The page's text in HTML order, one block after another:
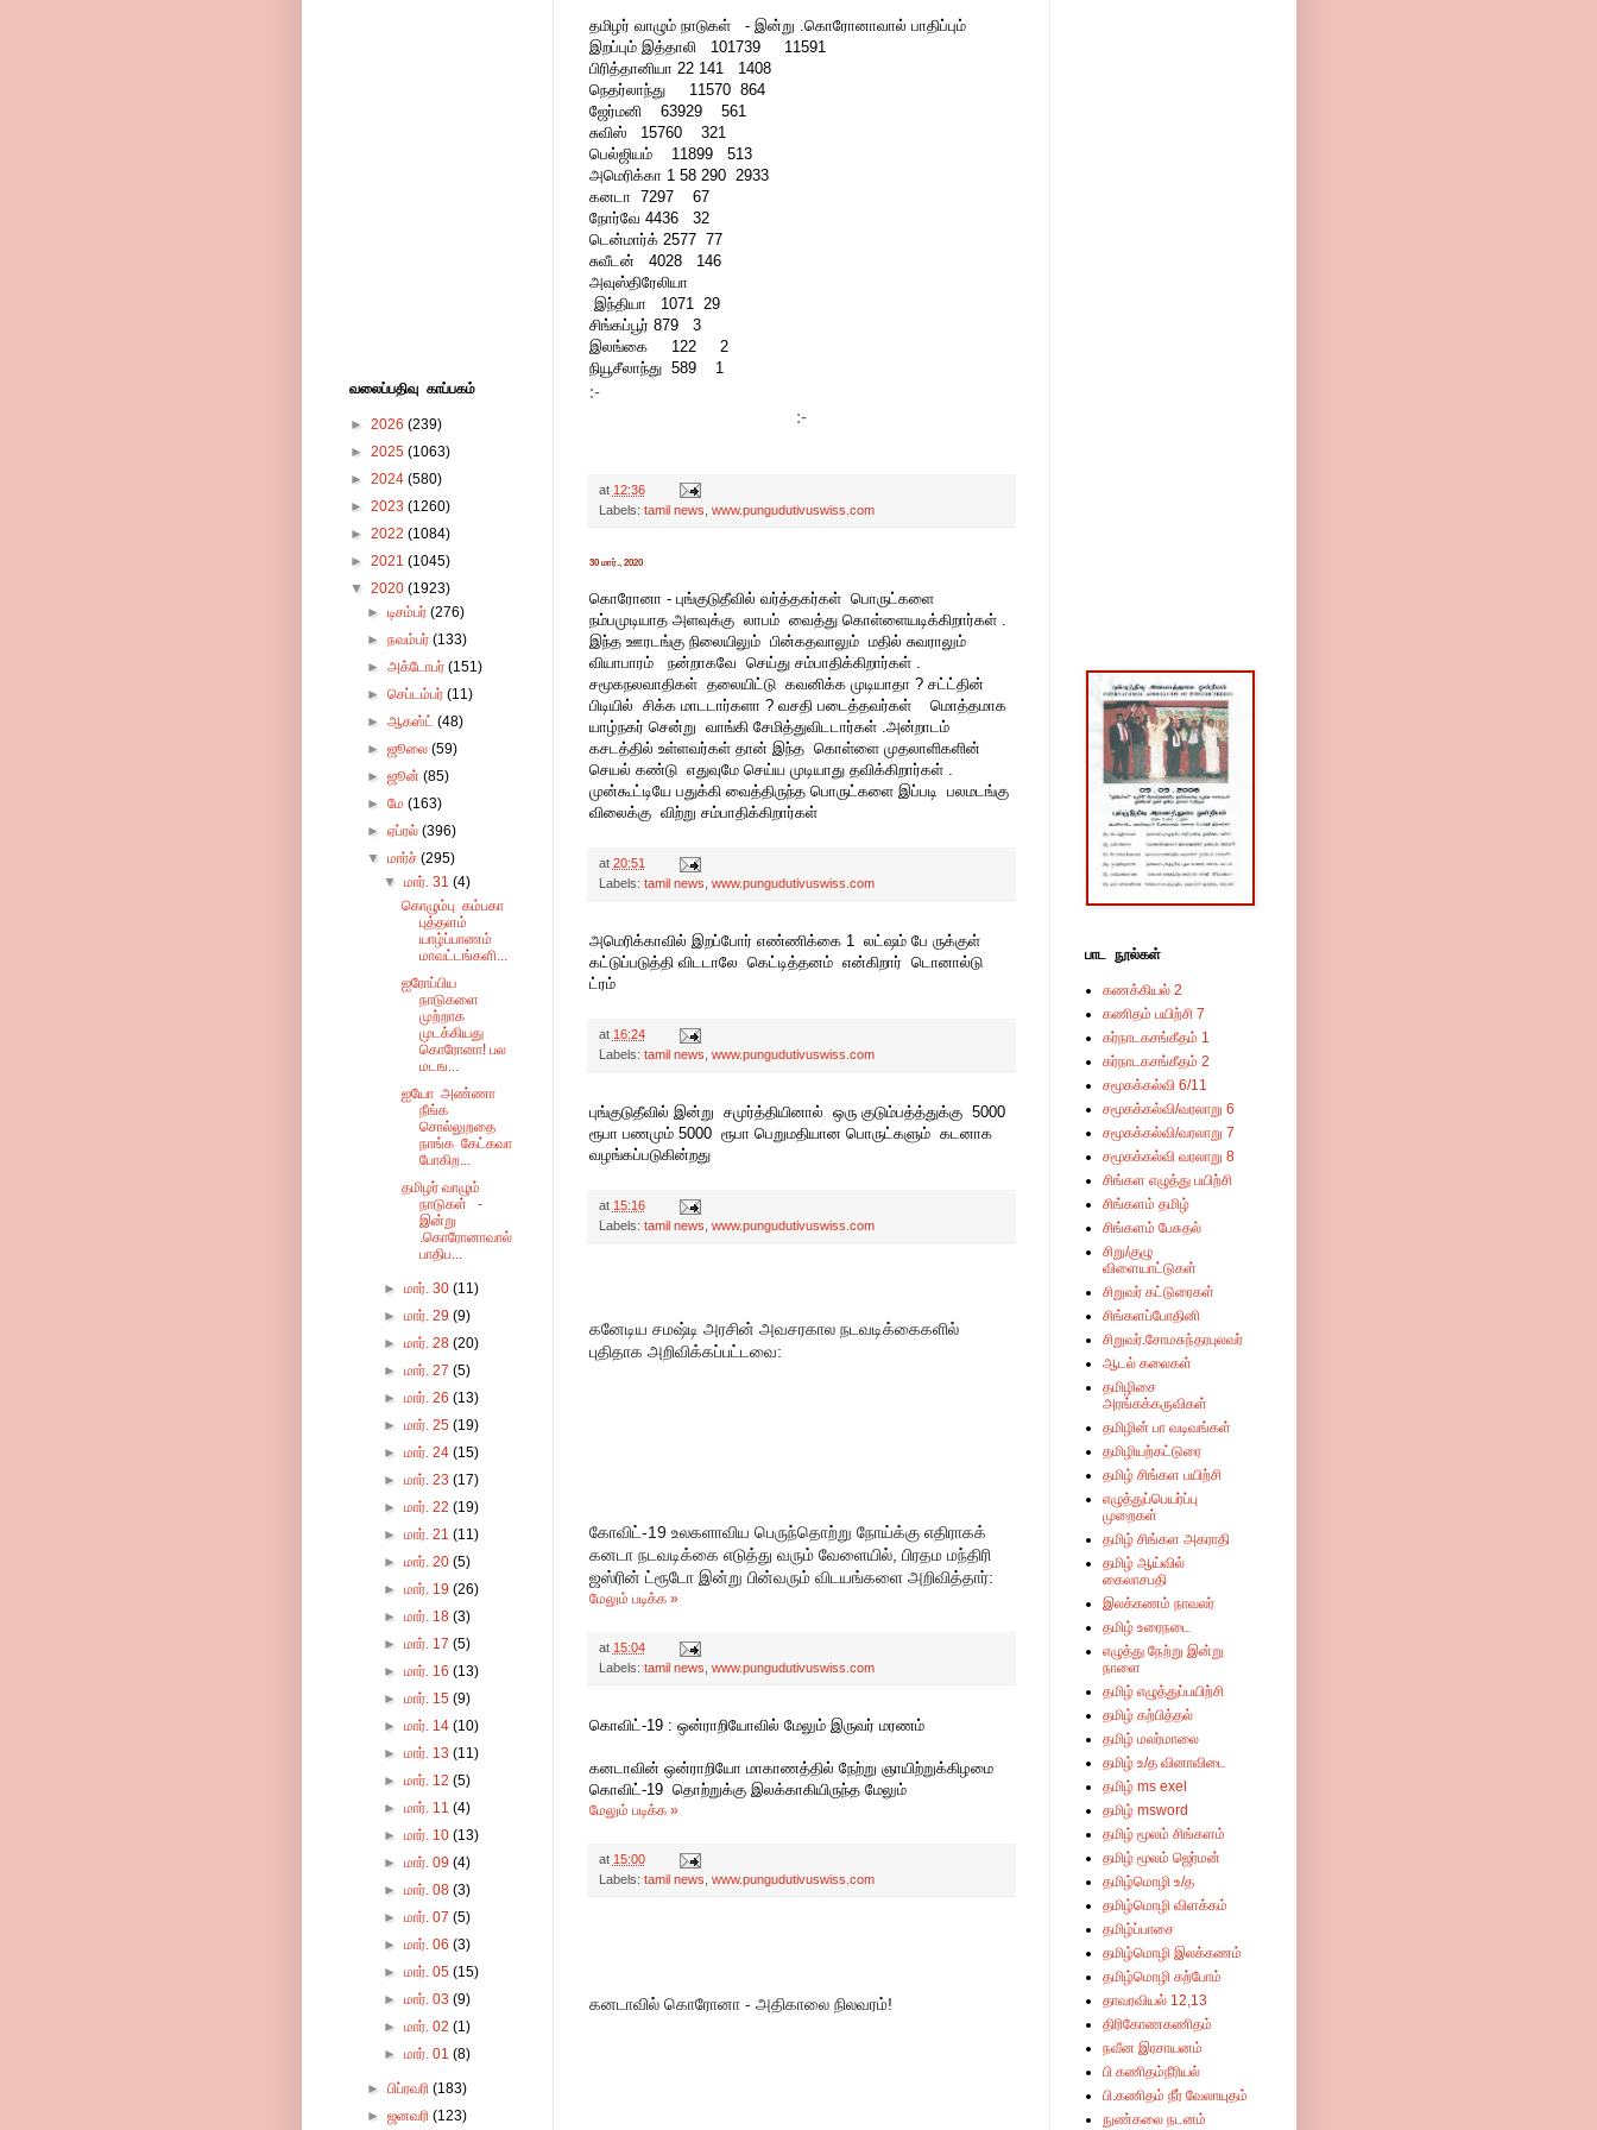
தமிழர் வாழும் நாடுகள் - இன்று .கொரோனாவால் பாதிப்பும்
இறப்பும் இத்தாலி 101739 11591
பிரித்தானியா 22 141 1408
நெதர்லாந்து 11570 864
ஜேர்மனி 63929 561
சுவிஸ் 15760 321
பெல்ஜியம் 11899 513
அமெரிக்கா 1 58 290 2933
கனடா 7297 67
நோர்வே 4436 32
டென்மார்க் 2577 77
சுவீடன் 4028 146
அவுஸ்திரேலியா
இந்தியா 1071 29
சிங்கப்பூர் 879 3
இலங்கை 122 2
நியூசீலாந்து 589 1
:-
:-
at 12:36
Labels: tamil news www.pungudutivuswiss.com
30 மார்., 2020
கொரோனா - புங்குடுதீவில் வர்த்தகர்கள் பொருட்களை
நம்பமுடியாத அளவுக்கு லாபம் வைத்து கொள்ளையடிக்கிறார்கள் .
இந்த ஊரடங்கு நிலையிலும் பின்கதவாலும் மதில் சுவராலும்
வியாபாரம் நன்றாகவே செய்து சம்பாதிக்கிறார்கள் .
சமூகநலவாதிகள் தலையிட்டு கவனிக்க முடியாதா ? சட்ட்தின்
பிடியில் சிக்க மாடடார்களா ? வசதி படைத்தவர்கள் மொத்தமாக
யாழ்நகர் சென்று வாங்கி சேமித்துவிடடார்கள் .அன்றாடம்
கசடத்தில் உள்ளவர்கள் தான் இந்த கொள்ளை முதலாளிகளின்
செயல் கண்டு எதுவுமே செய்ய முடியாது தவிக்கிறார்கள் .
முன்கூட்டியே பதுக்கி வைத்திருந்த பொருட்களை இப்படி பலமடங்கு
விலைக்கு விற்று சம்பாதிக்கிறார்கள்
at 20:51
Labels: tamil news www.pungudutivuswiss.com
அமெரிக்காவில் இறப்போர் எண்ணிக்கை 1 லட்ஷம் பே ருக்குள்
கட்டுப்படுத்தி விடடாலே கெட்டித்தனம் என்கிறார் டொனால்டு
ட்ரம்
at 16:24
Labels: tamil news www.pungudutivuswiss.com
புங்குடுதீவில் இன்று சமுர்த்தியினால் ஒரு குடும்பத்த்துக்கு 5000
ரூபா பணமும் 5000 ரூபா பெறுமதியான பொருட்களும் கடனாக
வழங்கப்படுகின்றது
at 15:16
Labels: tamil news www.pungudutivuswiss.com
கனேடிய சமஷ்டி அரசின் அவசரகால நடவடிக்கைகளில்
புதிதாக அறிவிக்கப்பட்டவை:
கோவிட்-19 உலகளாவிய பெருந்தொற்று நோய்க்கு எதிராகக்
கனடா நடவடிக்கை எடுத்து வரும் வேளையில், பிரதம மந்திரி
ஜஸ்ரின் ட்ரூடோ இன்று பின்வரும் விடயங்களை அறிவித்தார்:
மேலும் படிக்க »
at 15:04
Labels: tamil news www.pungudutivuswiss.com
கொவிட்-19 : ஒன்ராறியோவில் மேலும் இருவர் மரணம்
கனடாவின் ஒன்ராறியோ மாகாணத்தில் நேற்று ஞாயிற்றுக்கிழமை
கொவிட்-19 தொற்றுக்கு இலக்காகியிருந்த மேலும்
மேலும் படிக்க »
at 15:00
Labels: tamil news www.pungudutivuswiss.com
கனடாவில் கொரோனா - அதிகாலை நிலவரம்!
வலைப்பதிவு காப்பகம்
► 2026 (239)
► 2025 (1063)
► 2024 (580)
► 2023 (1260)
► 2022 (1084)
► 2021 (1045)
▼ 2020 (1923)
► டிசம்பர் (276)
► நவம்பர் (133)
► அக்டோபர் (151)
► செப்டம்பர் (11)
► ஆகஸ்ட் (48)
► ஜூலை (59)
► ஜூன் (85)
► மே (163)
► ஏப்ரல் (396)
▼ மார்ச் (295)
▼மார். 31(4)
கொழும்பு கம்பகா
புத்தளம்
யாழ்ப்பாணம்
மாவட்டங்களி...
ஐரோப்பிய
நாடுகளை
முற்றாக
முடக்கியது
கொரோனா! பல
மடங...
ஐயோ அண்ணா
நீங்க
சொல்லுறதை
நாங்க கேட்கவா
போகிற...
தமிழர் வாழும்
நாடுகள் -
இன்று
.கொரோனாவால்
பாதிப...
►மார். 30(11)
►மார். 29(9)
►மார். 28(20)
►மார். 27(5)
►மார். 26(13)
►மார். 25(19)
►மார். 24(15)
►மார். 23(17)
►மார். 22(19)
►மார். 21(11)
►மார். 20(5)
►மார். 19(26)
►மார். 18(3)
►மார். 17(5)
►மார். 16(13)
►மார். 15(9)
►மார். 14(10)
►மார். 13(11)
►மார். 12(5)
►மார். 11(4)
►மார். 10(13)
►மார். 09(4)
►மார். 08(3)
►மார். 07(5)
►மார். 06(3)
►மார். 05(15)
►மார். 03(9)
►மார். 02(1)
►மார். 01(8)
► பிப்ரவரி (183)
► ஜனவரி (123)
பாட நூல்கள்
கணக்கியல் 2
கணிதம் பயிற்சி 7
கர்நாடகசங்கீதம் 1
கர்நாடகசங்கீதம் 2
சமூகக்கல்வி 6/11
சமூகக்கல்வி/வரலாறு 6
சமூகக்கல்வி/வரலாறு 7
சமூகக்கல்வி வரலாறு 8
சிங்கள எழுத்து பயிற்சி
சிங்களம் தமிழ்
சிங்களம் பேசுதல்
சிறு/குழு
விளையாட்டுகள்
சிறுவர் கட்டுரைகள்
சிங்களப்போதினி
சிறுவர்.சோமசுந்தரபுலவர்
ஆடல் கலைகள்
தமிழிசை
அரங்கக்கருவிகள்
தமிழின் பா வடிவங்கள்
தமிழியற்கட்டுரை
தமிழ் சிங்கள பயிற்சி
எழுத்துப்பெயர்ப்பு
முறைகள்
தமிழ் சிங்கள அகராதி
தமிழ் ஆய்வில்
கைலாசபதி
இலக்கணம் நாவலர்
தமிழ் உரைநடை
எழுத்து நேற்று இன்று
நாளை
தமிழ் எழுத்துப்பயிற்சி
தமிழ் கற்பித்தல்
தமிழ் மலர்மாலை
தமிழ் உ/த வினாவிடை
தமிழ் ms exel
தமிழ் msword
தமிழ் மூலம் சிங்களம்
தமிழ் மூலம் ஜெர்மன்
தமிழ்மொழி உ/த
தமிழ்மொழி விளக்கம்
தமிழ்ப்பாசை
தமிழ்மொழி இலக்கணம்
தமிழ்மொழி கற்போம்
தாவரவியல் 12,13
திரிகோணகணிதம்
நவீன இரசாயனம்
பி கணிதம்நீரியல்
பி.கணிதம் நீர் வேலாயுதம்
நுண்கலை நடனம்